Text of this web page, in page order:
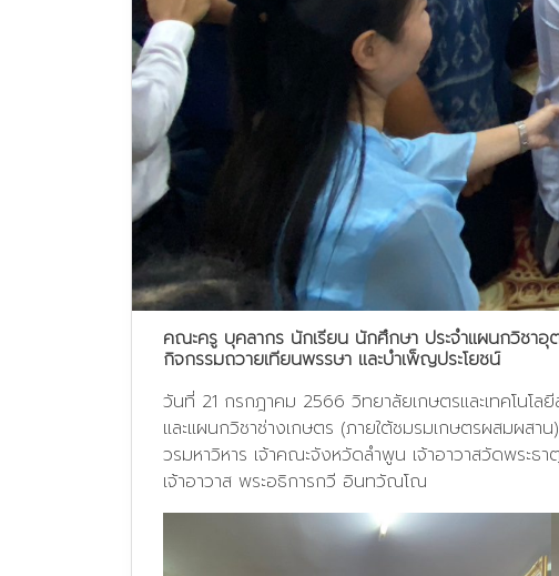
คณะครู บุคลากร นักเรียน นักศึกษา ประจำแผนกวิชาอุ
กิจกรรมถวายเทียนพรรษา และบำเพ็ญประโยชน์
วันที่ 21 กรกฎาคม 2566 วิทยาลัยเกษตรและเทคโนโ
และแผนกวิชาช่างเกษตร (ภายใต้ชมรมเกษตรผสมผส
วรมหาวิหาร เจ้าคณะจังหวัดลำพูน เจ้าอาวาสวัดพระ
เจ้าอาวาส พระอธิการกวี อินทวัณโณ